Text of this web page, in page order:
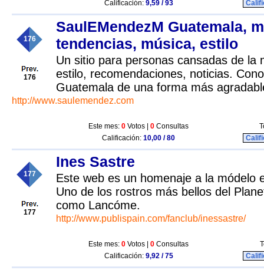
Calificación: 9,59 / 93
176
176
SaulEMendezM Guatemala,
tendencias, música, estilo
Un sitio para personas cansadas de la
estilo, recomendaciones, noticias.
Guatemala de una forma más
http://www.saulemendez.com
Este mes: 0 Votos | 0 Consultas
Calificación: 10,00 / 80
177
177
Ines Sastre
Este web es un homenaje a la módelo
Uno de los rostros más bellos del
como Lancóme.
http://www.publispain.com/fanclub/inessastre/
Este mes: 0 Votos | 0 Consultas
Calificación: 9,92 / 75